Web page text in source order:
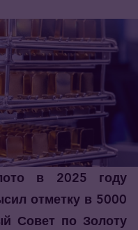
в 2025 году
отметку в 5000
Совет по Золоту